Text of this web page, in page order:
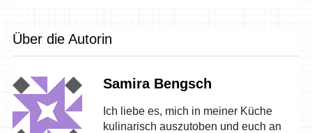
Über die Autorin
Samira Bengsch
Ich liebe es, mich in meiner Küche
kulinarisch auszutoben und euch an